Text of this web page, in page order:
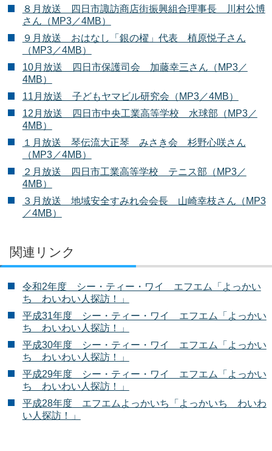
８月放送 四日市諏訪商店街振興組合理事長 川村公博
さん（MP3／4MB）
９月放送 おはなし「銀の櫂」代表 植原悦子さん
（MP3／4MB）
10月放送 四日市保護司会 加藤幸三さん（MP3／
4MB）
11月放送 子どもヤマビル研究会（MP3／4MB）
12月放送 四日市中央工業高等学校 水球部（MP3／
4MB）
１月放送 琴伝流大正琴 みさき会 杉野心咲さん
（MP3／4MB）
２月放送 四日市工業高等学校 テニス部（MP3／
4MB）
３月放送 地域安全すみれ会会長 山崎幸枝さん（MP3
／4MB）
関連リンク
令和2年度 シー・ティー・ワイ エフエム「よっかい
ち わいわい人探訪！」
平成31年度 シー・ティー・ワイ エフエム「よっかい
ち わいわい人探訪！」
平成30年度 シー・ティー・ワイ エフエム「よっかい
ち わいわい人探訪！」
平成29年度 シー・ティー・ワイ エフエム「よっかい
ち わいわい人探訪！」
平成28年度 エフエムよっかいち「よっかいち わいわ
い人探訪！」